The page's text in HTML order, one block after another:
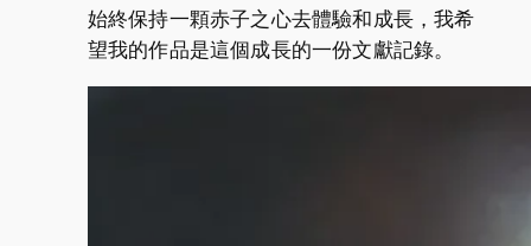
始終保持一顆赤子之心去體驗和成長，我希
望我的作品是這個成長的一份文獻記錄。